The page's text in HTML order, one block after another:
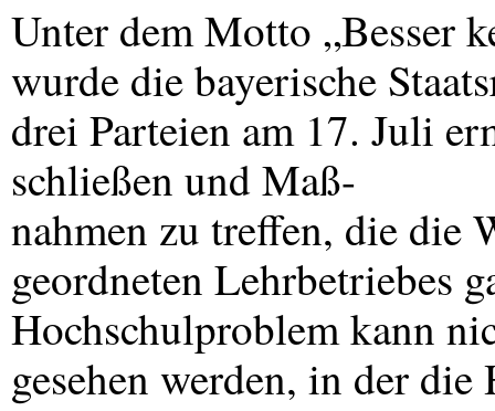
Unter dem Motto „Besser
wurde die bayerische
drei Parteien am 17. Juli
schließen und Maß-
nahmen zu treffen, die die
geordneten Lehrbetriebes
Hochschulproblem kann
gesehen werden, in der